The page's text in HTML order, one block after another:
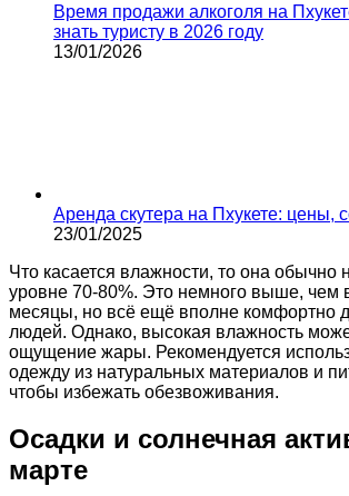
Время продажи алкоголя на
знать туристу в 2026 году
13/01/2026
Аренда скутера на Пхукете: цены,
23/01/2025
Что касается влажности, то она обычно
уровне 70-80%. Это немного выше, чем
месяцы, но всё ещё вполне комфортно
людей. Однако, высокая влажность
ощущение жары. Рекомендуется
одежду из натуральных материалов и
чтобы избежать обезвоживания.
Осадки и солнечная
марте